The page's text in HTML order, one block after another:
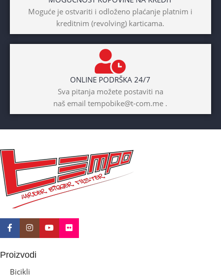
BICIKLI-TIP RAMA
Prednji amotrizer
BICIKLI-KOČNICE
Disk mehanički
Moguće je ostvariti i odloženo plaćanje platnim i
kreditnim (revolving) karticama.
ONLINE PODRŠKA 24/7
Sva pitanja možete postaviti na
naš email tempobike@t-com.me .
Proizvodi
Bicikli